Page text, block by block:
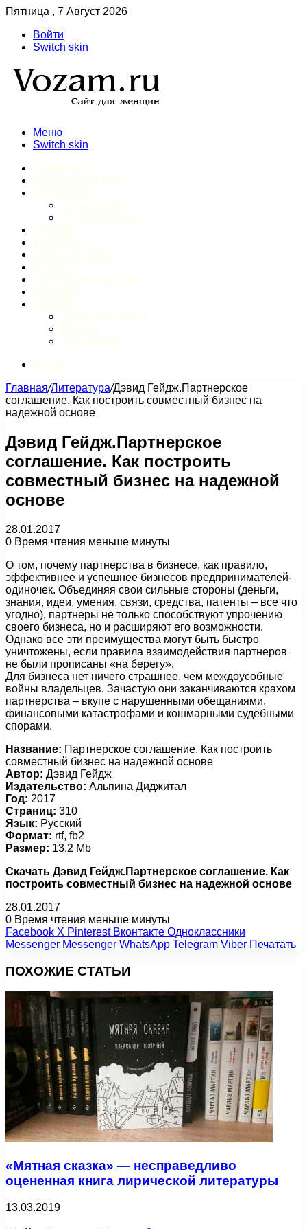
Пятница , 7 Август 2026
Войти
Switch skin
Меню
Switch skin
Главная/Литература/Дэвид Гейдж.Партнерское
соглашение. Как построить совместный бизнес на
надежной основе
Дэвид Гейдж.Партнерское
соглашение. Как построить
совместный бизнес на надежной
основе
28.01.2017
0 Время чтения меньше минуты
О том, почему партнерства в бизнесе, как правило,
эффективнее и успешнее бизнесов предпринимателей-
одиночек. Объединяя свои сильные стороны (деньги,
знания, идеи, умения, связи, средства, патенты – все что
угодно), партнеры не только способствуют упрочению
своего бизнеса, но и расширяют его возможности.
Однако все эти преимущества могут быть быстро
уничтожены, если правила взаимодействия партнеров
не были прописаны «на берегу».
Для бизнеса нет ничего страшнее, чем междоусобные
войны владельцев. Зачастую они заканчиваются крахом
партнерства – вкупе с нарушенными обещаниями,
финансовыми катастрофами и кошмарными судебными
спорами.
Название: Партнерское соглашение. Как построить
совместный бизнес на надежной основе
Автор: Дэвид Гейдж
Издательство: Альпина Диджитал
Год: 2017
Страниц: 310
Язык: Русский
Формат: rtf, fb2
Размер: 13,2 Mb
Скачать Дэвид Гейдж.Партнерское соглашение. Как
построить совместный бизнес на надежной основе
28.01.2017
0 Время чтения меньше минуты
Facebook X Pinterest Вконтакте Одноклассники
Messenger Messenger WhatsApp Telegram Viber Печатать
ПОХОЖИЕ СТАТЬИ
«Мятная сказка» — несправедливо
оцененная книга лирической литературы
13.03.2019